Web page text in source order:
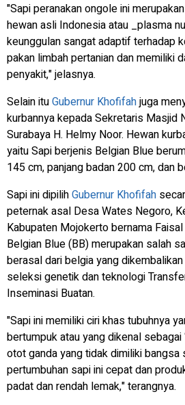
"Sapi peranakan ongole ini
hewan asli Indonesia atau _plasma
keunggulan sangat adaptif terhadap
pakan limbah pertanian dan memiliki
penyakit," jelasnya.
Selain ituGubernur Khofifahjuga
kurbannya kepada Sekretaris Masjid
Surabaya H. Helmy Noor. Hewan
yaitu Sapi berjenis Belgian Blue
145 cm, panjang badan 200 cm, dan
Sapi ini dipilihGubernur Khofifah
peternak asal Desa Wates Negoro,
Kabupaten Mojokerto bernama
Belgian Blue (BB) merupakan salah
berasal dari belgia yang
seleksi genetik dan teknologi
Inseminasi Buatan.
"Sapi ini memiliki ciri khas tubuhnya
bertumpuk atau yang dikenal
otot ganda yang tidak dimiliki bangsa
pertumbuhan sapi ini cepat dan
padat dan rendah lemak," terangnya.